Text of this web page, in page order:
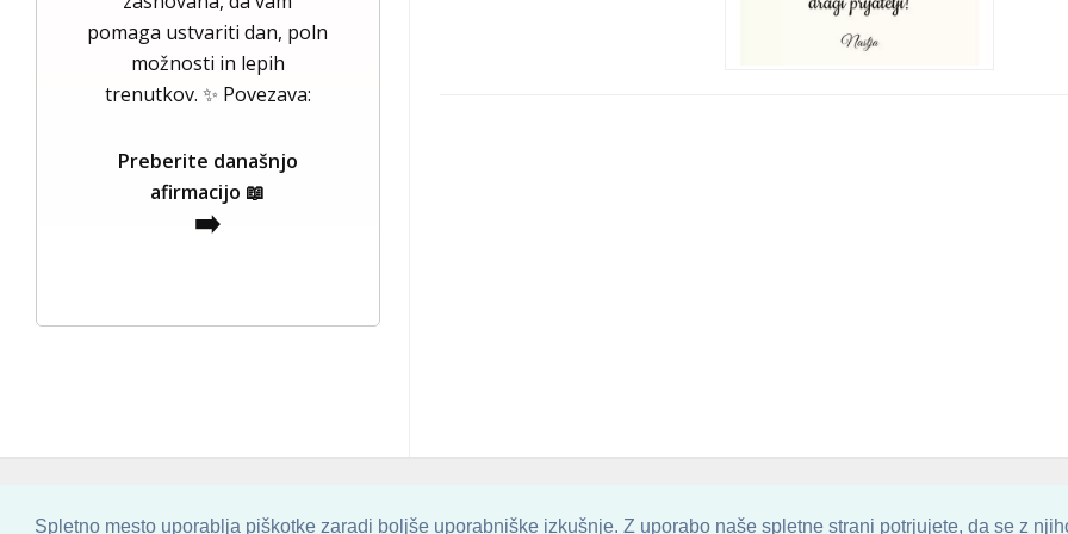
Spletno mesto uporablja piškotke zaradi boljše uporabniške izkušnje. Z uporabo naše spletne strani potrjujete, da se z
pomaga ustvariti dan, poln
možnosti in lepih
trenutkov. ✨ Povezava:
Preberite današnjo
afirmacijo 📖
➡️
COPYRIGHT © 2013 - 2026 BYSKINBASE. ALL ARTWORK ARE UPLOADED AND COPYRIGHTED TO ITS AUTHOR.